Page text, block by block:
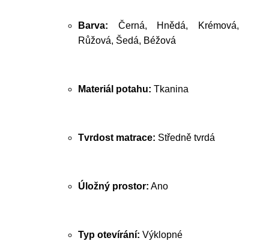
Barva: Černá, Hnědá, Krémová,
Růžová, Šedá, Béžová
Materiál potahu: Tkanina
Tvrdost matrace: Středně tvrdá
Úložný prostor: Ano
Typ otevírání: Výklopné